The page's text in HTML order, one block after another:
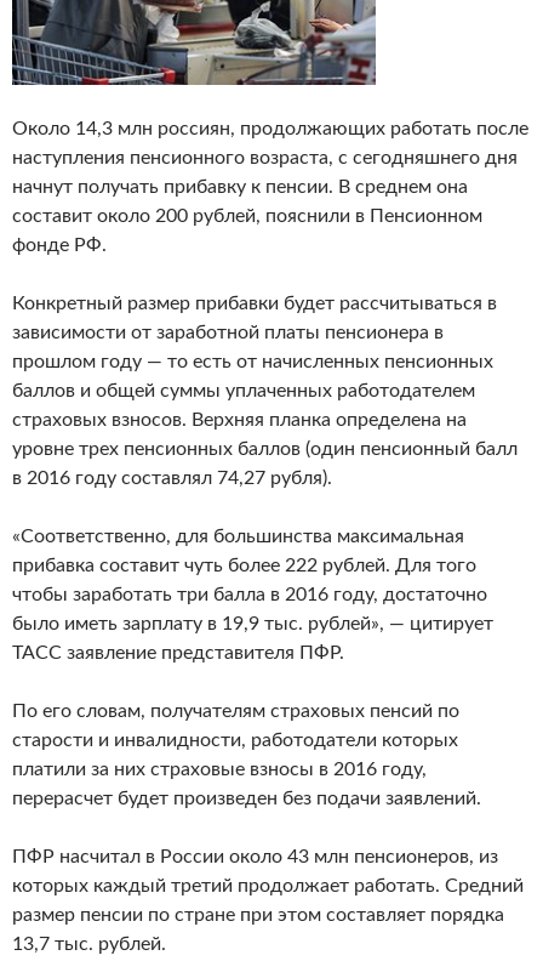
Около 14,3 млн россиян, продолжающих работать после
наступления пенсионного возраста, с сегодняшнего дня
начнут получать прибавку к пенсии. В среднем она
составит около 200 рублей, пояснили в Пенсионном
фонде РФ.
Конкретный размер прибавки будет рассчитываться в
зависимости от заработной платы пенсионера в
прошлом году — то есть от начисленных пенсионных
баллов и общей суммы уплаченных работодателем
страховых взносов. Верхняя планка определена на
уровне трех пенсионных баллов (один пенсионный балл
в 2016 году составлял 74,27 рубля).
«Соответственно, для большинства максимальная
прибавка составит чуть более 222 рублей. Для того
чтобы заработать три балла в 2016 году, достаточно
было иметь зарплату в 19,9 тыс. рублей», — цитирует
ТАСС заявление представителя ПФР.
По его словам, получателям страховых пенсий по
старости и инвалидности, работодатели которых
платили за них страховые взносы в 2016 году,
перерасчет будет произведен без подачи заявлений.
ПФР насчитал в России около 43 млн пенсионеров, из
которых каждый третий продолжает работать. Средний
размер пенсии по стране при этом составляет порядка
13,7 тыс. рублей.